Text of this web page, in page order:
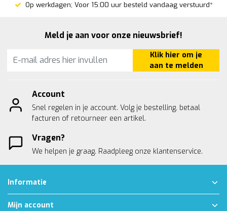
Op werkdagen; Voor 15:00 uur besteld vandaag verstuurd*
Meld je aan voor onze nieuwsbrief!
Klik hier om je
aan te melden
Account
Snel regelen in je account. Volg je bestelling, betaal
facturen of retourneer een artikel.
Vragen?
We helpen je graag. Raadpleeg onze klantenservice.
Informatie
Mijn account